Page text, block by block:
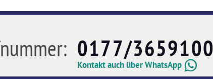
0177/3659100
Kontakt auch über WhatsApp